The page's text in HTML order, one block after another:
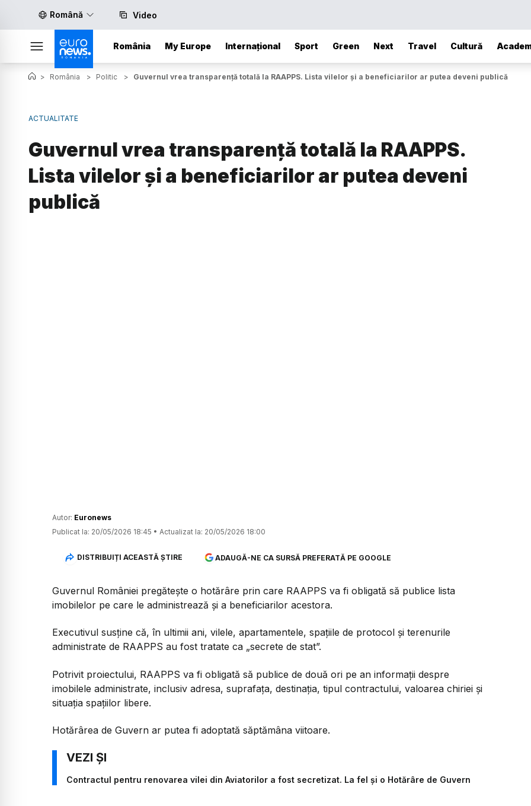
Română Video
România My Europe Internațional Sport Green Next Travel Cultură
> România > Politic > Guvernul vrea transparență totală la RAAPPS. Lista vilelor și a beneficiarilor ar putea deveni publică
ACTUALITATE
Guvernul vrea transparență totală la RAAPPS.
Lista vilelor și a beneficiarilor ar putea deveni
publică
Autor: Euronews
Publicat la: 20/05/2026 18:45 • Actualizat la: 20/05/2026 18:00
DISTRIBUIȚI ACEASTĂ ȘTIRE ADAUGĂ-NE CA SURSĂ PREFERATĂ PE GOOGLE
Guvernul României pregătește o hotărâre prin care RAAPPS va fi obligată să publice lista
imobilelor pe care le administrează și a beneficiarilor acestora.
Executivul susține că, în ultimii ani, vilele, apartamentele, spațiile de protocol și terenurile
administrate de RAAPPS au fost tratate ca „secrete de stat”.
Potrivit proiectului, RAAPPS va fi obligată să publice de două ori pe an informații despre
imobilele administrate, inclusiv adresa, suprafața, destinația, tipul contractului, valoarea chiriei și
situația spațiilor libere.
Hotărârea de Guvern ar putea fi adoptată săptămâna viitoare.
Contractul pentru renovarea vilei din Aviatorilor a fost secretizat. La fel și o Hotărâre de Guvern